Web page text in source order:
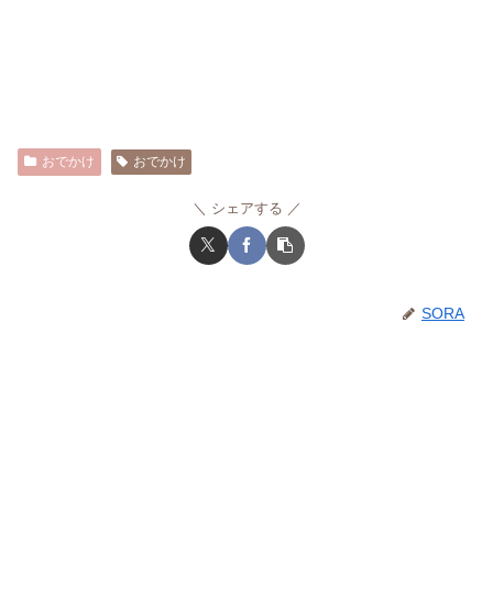
おでかけ おでかけ
シェアする
SORA